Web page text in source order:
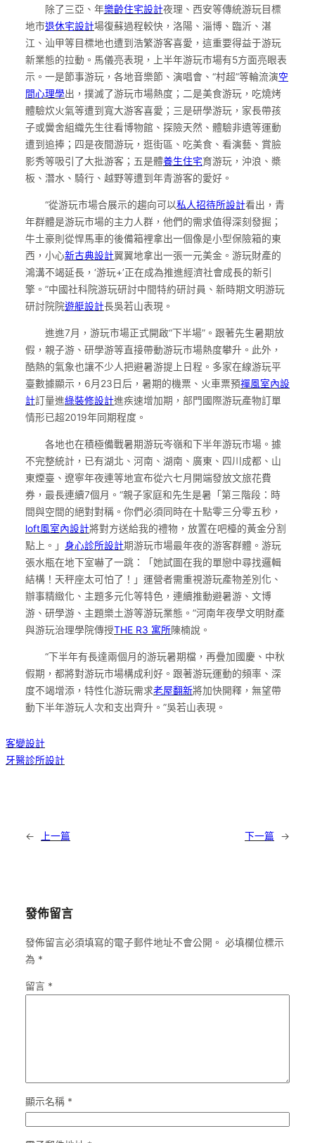
除了三亞、年樂齡住宅設計夜理、西安等傳統游玩目標
地市退休宅設計場復蘇過程較快，洛陽、淄博、臨沂、湛
江、汕甲等目標地也遭到浩繁游客喜愛，這重要得益于游玩
新業態的拉動。馬儀亮表現，上半年游玩市場有5方面亮眼表
示。一是節事游玩，各地音樂節、演唱會、“村超”等輪流演空
間心理學出，撲滅了游玩市場熱度；二是美食游玩，吃燒烤
體驗炊火氣等遭到寬大游客喜愛；三是研學游玩，家長帶孩
子或黌舍組織先生往看博物館、探險天然、體驗非遺等運動
遭到追捧；四是夜間游玩，逛街區、吃美食、看演藝、賞臉
影秀等吸引了大批游客；五是體養生住宅育游玩，沖浪、槳
板、潛水、騎行、越野等遭到年青游客的愛好。
“從游玩市場合展示的趨向可以私人招待所設計看出，青
年群體是游玩市場的主力人群，他們的需求值得深刻發掘；
牛土豪則從悍馬車的後備箱裡拿出一個像是小型保險箱的東
西，小心新古典設計翼翼地拿出一張一元美金。游玩財產的
鴻溝不竭延長，‘游玩+’正在成為推進經濟社會成長的新引
擎。”中國社科院游玩研討中間特約研討員、新時期文明游玩
研討院院遊艇設計長吳若山表現。
進進7月，游玩市場正式開啟“下半場”。跟著先生暑期放
假，親子游、研學游等直接帶動游玩市場熱度攀升。此外，
酷熱的氣象也讓不少人把避暑游提上日程。多家在線游玩平
臺數據顯示，6月23日后，暑期的機票、火車票預禪風室內設
計訂量進綠裝修設計進疾速增加期，部門國際游玩產物訂單
情形已超2019年同期程度。
各地也在積極備戰暑期游玩岑嶺和下半年游玩市場。據
不完整統計，已有湖北、河南、湖南、廣東、四川成都、山
東煙臺、遼寧年夜連等地宣布從六七月開端發放文旅花費
券，最長連續7個月。“親子家庭和先生是暑「第三階段：時
間與空間的絕對對稱。你們必須同時在十點零三分零五秒，
loft風室內設計將對方送給我的禮物，放置在吧檯的黃金分割
點上。」 身心診所設計期游玩市場最年夜的游客群體。游玩
張水瓶在地下室嚇了一跳：「她試圖在我的單戀中尋找邏輯
結構！天秤座太可怕了！」運營者需重視游玩產物差別化、
辦事精緻化、主題多元化等特色，連續推動避暑游、文博
游、研學游、主題樂土游等游玩業態。”河南年夜學文明財產
與游玩治理學院傳授THE R3 寓所陳楠說。
“下半年有長達兩個月的游玩暑期檔，再疊加國慶、中秋
假期，都將對游玩市場構成利好。跟著游玩運動的頻率、深
度不竭增添，特性化游玩需求老屋翻新將加快開釋，無望帶
動下半年游玩人次和支出齊升。”吳若山表現。
客變設計
牙醫診所設計
← 上一篇 下一篇 →
發佈留言
發佈留言必須填寫的電子郵件地址不會公開。 必填欄位標示
為 *
留言 *
顯示名稱 *